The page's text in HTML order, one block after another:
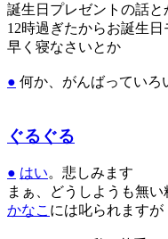
誕生日プレゼントの話と
12時過ぎたからお誕生
早く寝なさいとか
● 何か、がんばっていろ
ぐるぐる
● はい。悲しみます
まぁ、どうしようも無
かなこ には叱られますが